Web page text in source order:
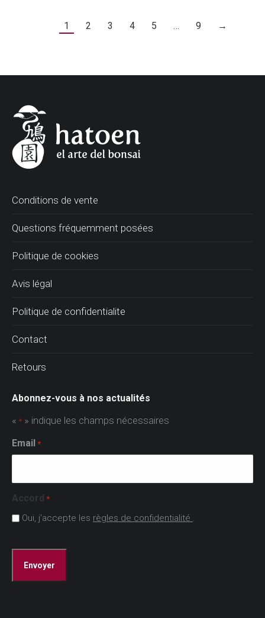
1 2 3 4 5 … 9 →
Conditions de vente
Questions fréquemment posées
Politique de cookies
Avis légal
Politique de confidentialite
Contact
Retours
Abonnez-vous à nos actualités
« * » indique les champs nécessaires
Email *
Accord *
Oui, j'accepte les règles de confidentialité .